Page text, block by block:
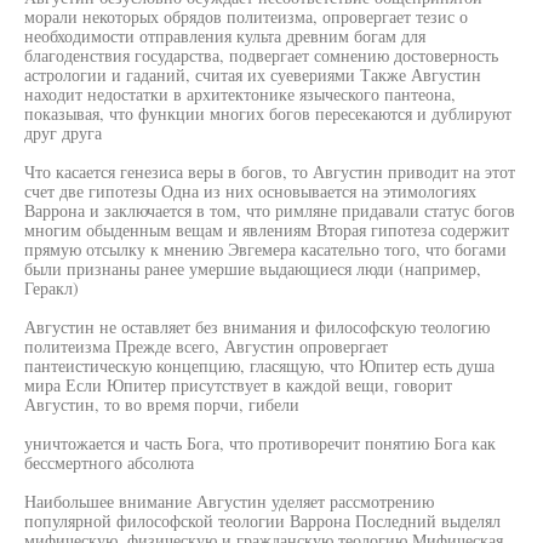
морали некоторых обрядов политеизма, опровергает тезис о
необходимости отправления культа древним богам для
благоденствия государства, подвергает сомнению достоверность
астрологии и гаданий, считая их суевериями Также Августин
находит недостатки в архитектонике языческого пантеона,
показывая, что функции многих богов пересекаются и дублируют
друг друга
Что касается генезиса веры в богов, то Августин приводит на этот
счет две гипотезы Одна из них основывается на этимологиях
Варрона и заключается в том, что римляне придавали статус богов
многим обыденным вещам и явлениям Вторая гипотеза содержит
прямую отсылку к мнению Эвгемера касательно того, что богами
были признаны ранее умершие выдающиеся люди (например,
Геракл)
Августин не оставляет без внимания и философскую теологию
политеизма Прежде всего, Августин опровергает
пантеистическую концепцию, гласящую, что Юпитер есть душа
мира Если Юпитер присутствует в каждой вещи, говорит
Августин, то во время порчи, гибели
уничтожается и часть Бога, что противоречит понятию Бога как
бессмертного абсолюта
Наибольшее внимание Августин уделяет рассмотрению
популярной философской теологии Варрона Последний выделял